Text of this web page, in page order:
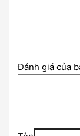
Đánh giá của